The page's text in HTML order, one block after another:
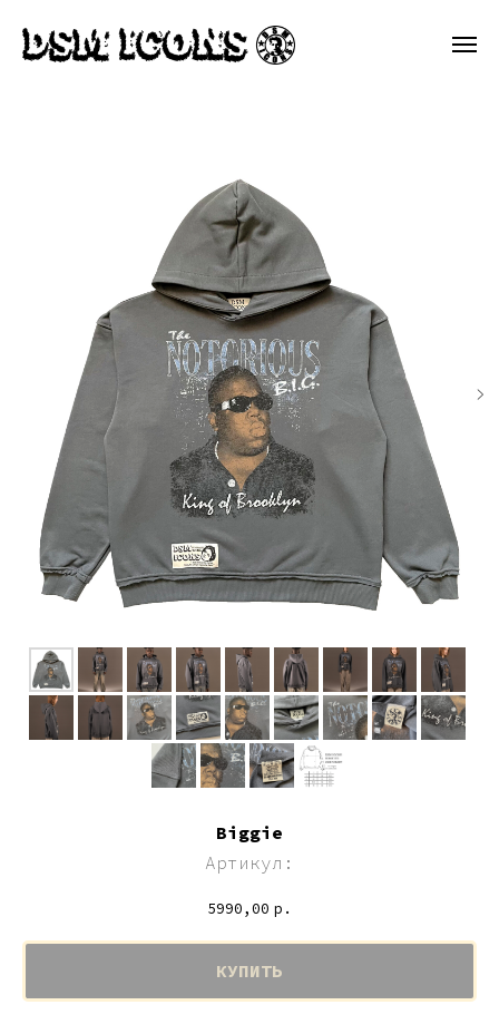
Biggie
Артикул:
5990,00 р.
КУПИТЬ